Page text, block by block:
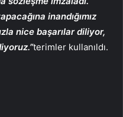
inandığımız
nice başarılar diliyor,
terimler kullanıldı.